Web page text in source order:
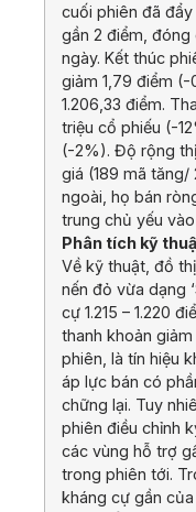
cuối phiên đã
gần 2 điểm,
ngày. Kết thúc
giảm 1,79 điểm
1.206,33 điểm.
triệu cổ phiếu (-
(-2%). Độ rộng
giá (189 mã tăng/
ngoài, họ bán
trung chủ yếu vào
Phân tích kỹ
Về kỹ thuật, đồ
nến đỏ vừa dạng
cự 1.215 – 1.220
thanh khoản
phiên, là tín hiệu
áp lực bán có
chững lại. Tuy
phiên điều chỉnh
các vùng hỗ trợ
trong phiên tới.
kháng cự gần